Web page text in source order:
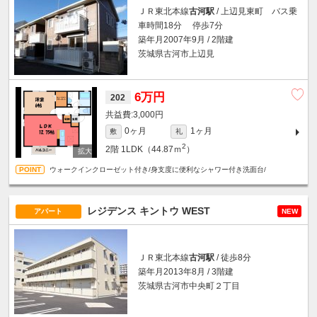
ＪＲ東北本線古河駅 / 上辺見東町 バス乗
車時間18分 停歩7分
築年月2007年9月 / 2階建
茨城県古河市上辺見
202 6万円
3,000円
敷 0ヶ月 礼
1ヶ月
2階 1LDK（44.87ｍ2 ）
ウォークインクローゼット付き/身支度に便利なシャワー付き洗面台/
アパート レジデンス キントウ WEST NEW
ＪＲ東北本線古河駅 / 徒歩8分
築年月2013年8月 / 3階建
茨城県古河市中央町２丁目